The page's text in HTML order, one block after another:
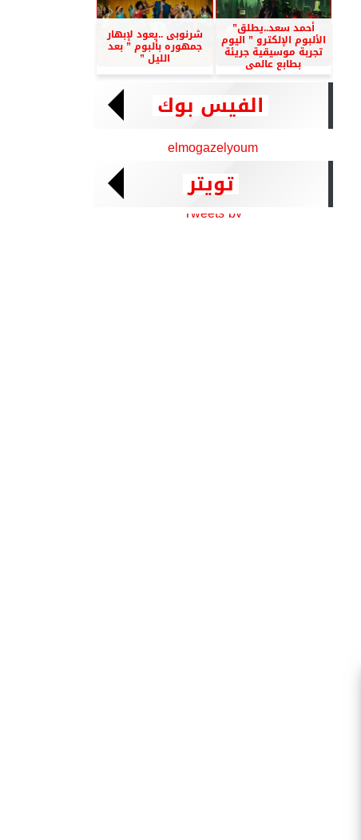
أحمد سعد..يطلق”
الألبوم الإلكترو ” اليوم
تجربة موسيقية جريئة
بطابع عالمى
شرنوبى ..يعود لإبهار
جمهوره بألبوم ” بعد
الليل ”
الفيس بوك
elmogazelyoum
تويتر
Tweets by